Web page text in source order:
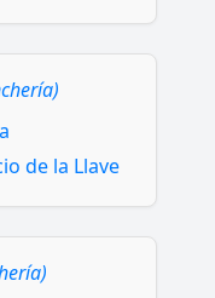
de la Llave